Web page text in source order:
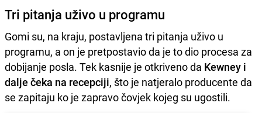
Tri pitanja uživo u programu
Gomi su, na kraju, postavljena tri pitanja uživo u
programu, a on je pretpostavio da je to dio procesa za
dobijanje posla. Tek kasnije je otkriveno da Kewney i
dalje čeka na recepciji, što je natjeralo producente da
se zapitaju ko je zapravo čovjek kojeg su ugostili.